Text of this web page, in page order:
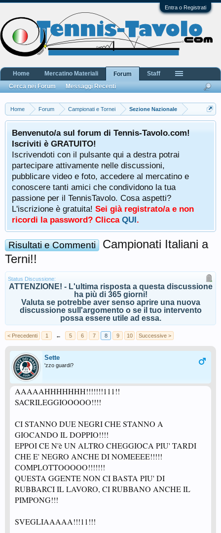
Entra o Registrati
Home Forum Campionati e Tornei Sezione Nazionale
Benvenuto/a sul forum di Tennis-Tavolo.com!
Iscriviti è GRATUITO!
Iscrivendoti con il pulsante qui a destra potrai
partecipare attivamente nelle discussioni,
pubblicare video e foto, accedere al mercatino e
conoscere tanti amici che condividono la tua
passione per il TennisTavolo. Cosa aspetti?
L'iscrizione è gratuita! Sei già registrato/a e non
ricordi la password? Clicca QUI.
Risultati e Commenti
Campionati Italiani a
Terni!!
Status Discussione:
ATTENZIONE! - L'ultima risposta a questa discussione
ha più di 365 giorni!
Valuta se potrebbe aver senso aprire una nuova
discussione sull'argomento o se il tuo intervento
possa essere utile ad essa.
< Precedenti 1 ← 5 6 7 8 9 10 Successive >
Sette
'zzo guardi?
AAAAAHHHHHHH!!!!!!!111!!
SACRILEGGIOOOOO!!!!
CI STANNO DUE NEGRI CHE STANNO A
GIOCANDO IL DOPPIO!!!!
EPPOI CE N'è UN ALTRO CHEGGIOCA PIU' TARDI
CHE E' NEGRO ANCHE DI NOMEEEE!!!!!
COMPLOTTOOOOO!!!!!!!
QUESTA GGENTE NON CI BASTA PIU' DI
RUBBARCI IL LAVORO, CI RUBBANO ANCHE IL
PIMPONG!!!
SVEGLIAAAAA!!!11!!!
Home Mercatino Materiali
Forum
Cerca nei Forum
Messaggi Recenti
Staff